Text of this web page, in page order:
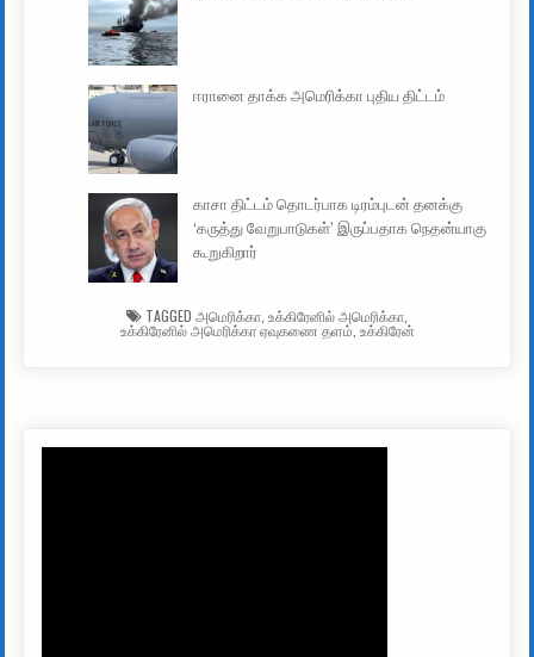
ஈரானை தாக்க அமெரிக்கா புதிய திட்டம்
காசா திட்டம் தொடர்பாக டிரம்புடன் தனக்கு
‘கருத்து வேறுபாடுகள்’ இருப்பதாக நெதன்யாகு
கூறுகிறார்
TAGGED அமெரிக்கா உக்கிரேனில் அமெரிக்கா
உக்கிரேனில் அமெரிக்கா ஏவுகணை தளம் உக்கிரேன்